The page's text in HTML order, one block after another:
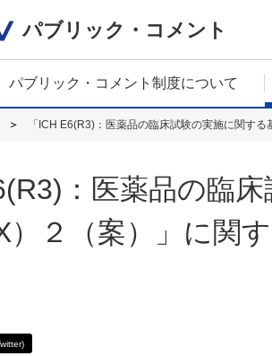
パブリック・コメント
パブリック・コメント制度について
「ICH E6(R3)：医薬品の臨床試験の実施に関す
：医薬品の臨
）２（案）」に関